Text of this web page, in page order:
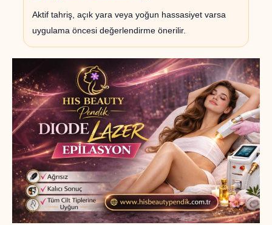
Aktif tahriş, açık yara veya yoğun hassasiyet varsa
uygulama öncesi değerlendirme önerilir.